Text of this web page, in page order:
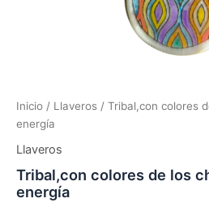
Inicio / Llaveros / Tribal,con colores
energía
Llaveros
Tribal,con colores de los
energía